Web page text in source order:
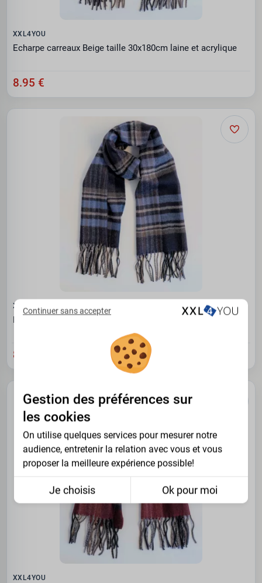
XXL4YOU
Echarpe carreaux Beige taille 30x180cm laine et acrylique
8.95 €
XXL4YOU
Echarpe carreaux bleue taille 30x180cm douceur cachemire
8.95 €
XXL4YOU
Continuer sans accepter
Gestion des préférences sur
les cookies
On utilise quelques services pour mesurer notre
audience, entretenir la relation avec vous et vous
proposer la meilleure expérience possible!
Je choisis Ok pour moi